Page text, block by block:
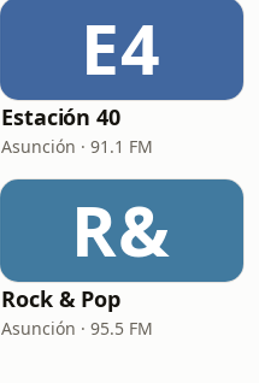
E4
Estación 40
Asunción · 91.1 FM
R&
Rock & Pop
Asunción · 95.5 FM